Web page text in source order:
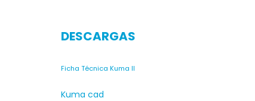
DESCARGAS
Ficha Técnica Kuma II
Kuma cad